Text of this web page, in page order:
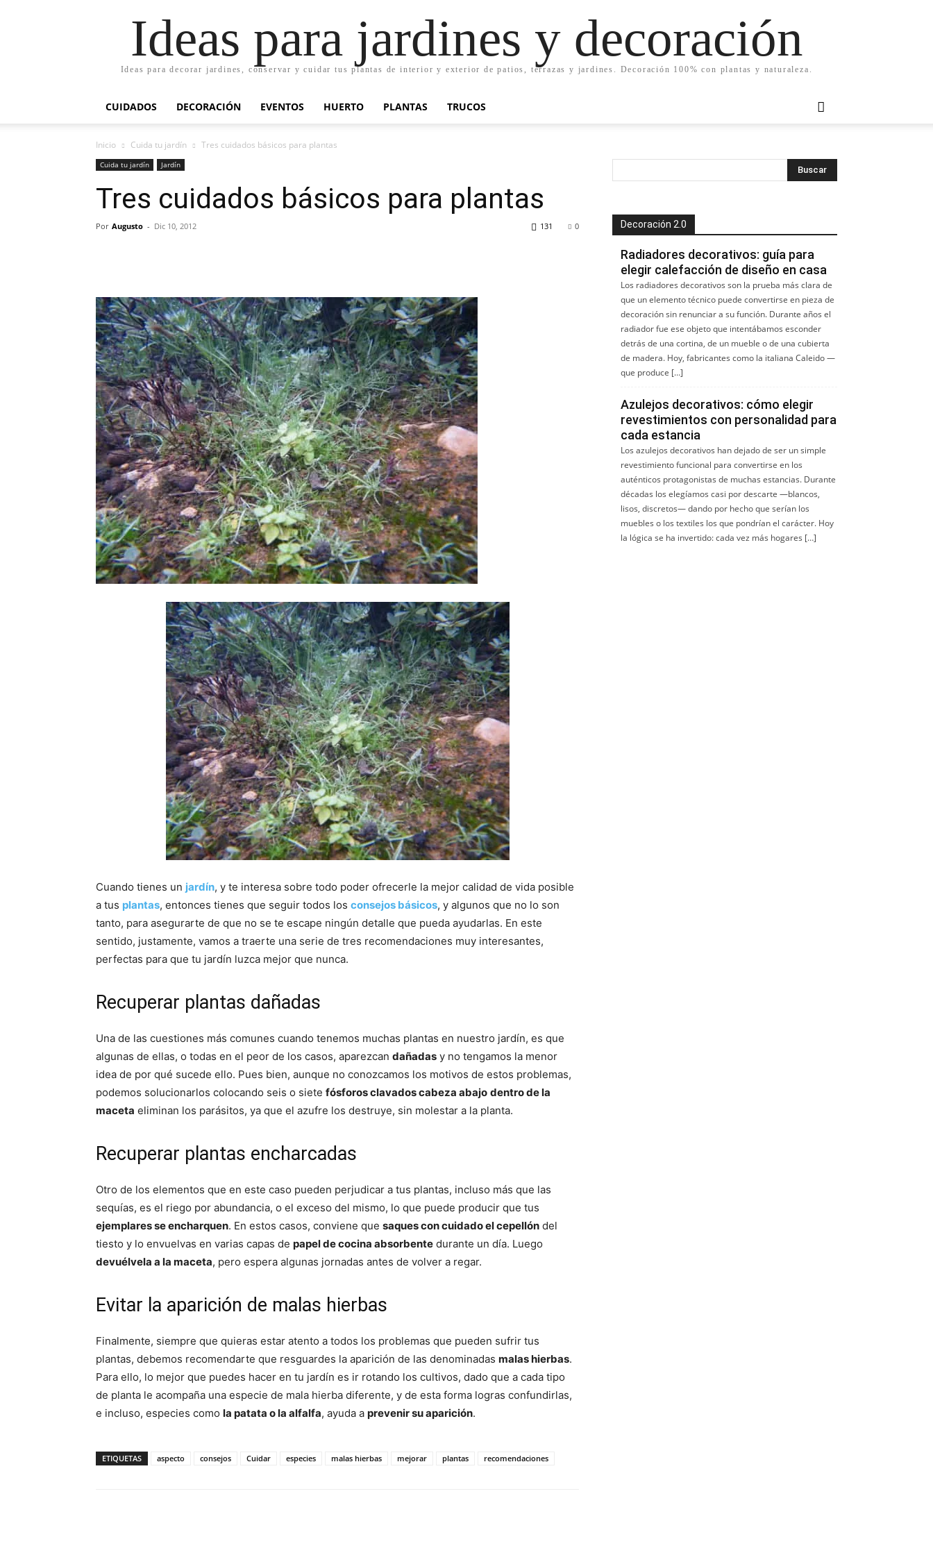
Ideas para jardines y decoración
Ideas para decorar jardines, conservar y cuidar tus plantas de interior y exterior de patios, terrazas y jardines. Decoración 100% con plantas y naturaleza.
CUIDADOS DECORACIÓN EVENTOS HUERTO PLANTAS TRUCOS
Inicio Cuida tu jardín Tres cuidados básicos para plantas
Cuida tu jardín Jardín
Tres cuidados básicos para plantas
Por Augusto - Dic 10, 2012 0
131
Cuando tienes un jardín, y te interesa sobre todo poder ofrecerle la mejor calidad de vida posible
a tus plantas, entonces tienes que seguir todos los consejos básicos, y algunos que no lo son
tanto, para asegurarte de que no se te escape ningún detalle que pueda ayudarlas. En este
sentido, justamente, vamos a traerte una serie de tres recomendaciones muy interesantes,
perfectas para que tu jardín luzca mejor que nunca.
Recuperar plantas dañadas
Una de las cuestiones más comunes cuando tenemos muchas plantas en nuestro jardín, es que
algunas de ellas, o todas en el peor de los casos, aparezcan dañadas y no tengamos la menor
idea de por qué sucede ello. Pues bien, aunque no conozcamos los motivos de estos problemas,
podemos solucionarlos colocando seis o siete fósforos clavados cabeza abajo dentro de la
maceta eliminan los parásitos, ya que el azufre los destruye, sin molestar a la planta.
Recuperar plantas encharcadas
Otro de los elementos que en este caso pueden perjudicar a tus plantas, incluso más que las
sequías, es el riego por abundancia, o el exceso del mismo, lo que puede producir que tus
ejemplares se encharquen. En estos casos, conviene que saques con cuidado el cepellón del
tiesto y lo envuelvas en varias capas de papel de cocina absorbente durante un día. Luego
devuélvela a la maceta, pero espera algunas jornadas antes de volver a regar.
Evitar la aparición de malas hierbas
Finalmente, siempre que quieras estar atento a todos los problemas que pueden sufrir tus
plantas, debemos recomendarte que resguardes la aparición de las denominadas malas hierbas.
Para ello, lo mejor que puedes hacer en tu jardín es ir rotando los cultivos, dado que a cada tipo
de planta le acompaña una especie de mala hierba diferente, y de esta forma logras confundirlas,
e incluso, especies como la patata o la alfalfa, ayuda a prevenir su aparición.
ETIQUETAS aspecto consejos Cuidar especies malas hierbas mejorar plantas recomendaciones
Decoración 2.0
Radiadores decorativos: guía para
elegir calefacción de diseño en casa
Los radiadores decorativos son la prueba más clara de
que un elemento técnico puede convertirse en pieza de
decoración sin renunciar a su función. Durante años el
radiador fue ese objeto que intentábamos esconder
detrás de una cortina, de un mueble o de una cubierta
de madera. Hoy, fabricantes como la italiana Caleido —
que produce […]
Azulejos decorativos: cómo elegir
revestimientos con personalidad para
cada estancia
Los azulejos decorativos han dejado de ser un simple
revestimiento funcional para convertirse en los
auténticos protagonistas de muchas estancias. Durante
décadas los elegíamos casi por descarte —blancos,
lisos, discretos— dando por hecho que serían los
muebles o los textiles los que pondrían el carácter. Hoy
la lógica se ha invertido: cada vez más hogares […]